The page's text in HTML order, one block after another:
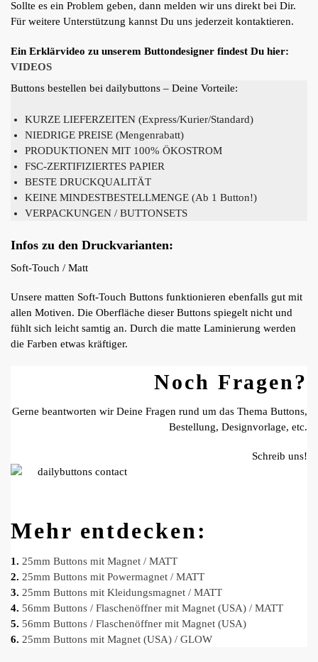
Sollte es ein Problem geben, dann melden wir uns direkt bei Dir.
Für weitere Unterstützung kannst Du uns jederzeit kontaktieren.
Ein Erklärvideo zu unserem Buttondesigner findest Du hier:
VIDEOS
Buttons bestellen bei dailybuttons – Deine Vorteile:
KURZE LIEFERZEITEN (Express/Kurier/Standard)
NIEDRIGE PREISE (Mengenrabatt)
PRODUKTIONEN MIT 100% ÖKOSTROM
FSC-ZERTIFIZIERTES PAPIER
BESTE DRUCKQUALITÄT
KEINE MINDESTBESTELLMENGE (Ab 1 Button!)
VERPACKUNGEN / BUTTONSETS
Infos zu den Druckvarianten:
Soft-Touch / Matt
Unsere matten Soft-Touch Buttons funktionieren ebenfalls gut mit
allen Motiven. Die Oberfläche dieser Buttons spiegelt nicht und
fühlt sich leicht samtig an. Durch die matte Laminierung werden
die Farben etwas kräftiger.
Noch Fragen?
Gerne beantworten wir Deine Fragen rund um das Thema Buttons,
Bestellung, Designvorlage, etc.
Schreib uns!
Mehr entdecken:
1. 25mm Buttons mit Magnet / MATT
2. 25mm Buttons mit Powermagnet / MATT
3. 25mm Buttons mit Kleidungsmagnet / MATT
4. 56mm Buttons / Flaschenöffner mit Magnet (USA) / MATT
5. 56mm Buttons / Flaschenöffner mit Magnet (USA)
6. 25mm Buttons mit Magnet (USA) / GLOW